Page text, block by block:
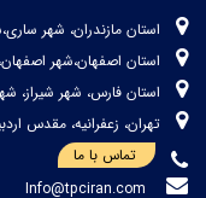
استان مازندران، شهر
استان اصفهان،شهر
استان فارس، شهر شیراز،
تهران، زعفرانیه، مقدس
تماس با ما